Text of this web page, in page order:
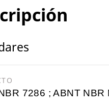
7286 ; ABNT NBR